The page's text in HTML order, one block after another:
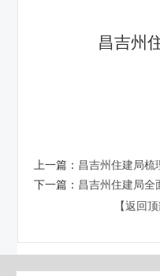
昌吉
2025
上一篇： 昌吉州住建局梳
下一篇： 昌吉州住建局全
【返回顶